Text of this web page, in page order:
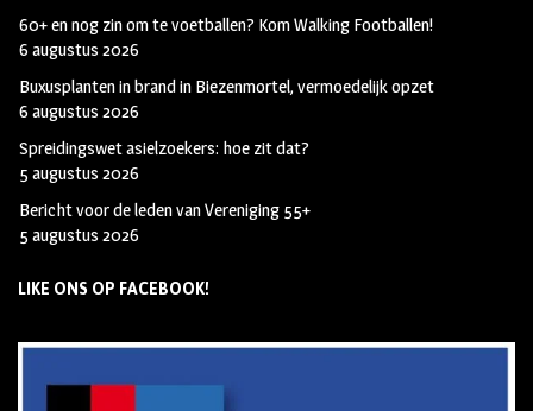
60+ en nog zin om te voetballen? Kom Walking Footballen!
6 augustus 2026
Buxusplanten in brand in Biezenmortel, vermoedelijk opzet
6 augustus 2026
Spreidingswet asielzoekers: hoe zit dat?
5 augustus 2026
Bericht voor de leden van Vereniging 55+
5 augustus 2026
LIKE ONS OP FACEBOOK!